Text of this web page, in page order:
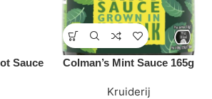
Sauce
Colman’s Mint Sauce 165g
Kruiderij